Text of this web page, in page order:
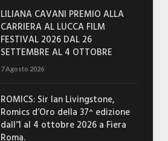
LILIANA CAVANI PREMIO ALLA
CARRIERA AL LUCCA FILM
FESTIVAL 2026 DAL 26
SETTEMBRE AL 4 OTTOBRE
7 Agosto 2026
ROMICS: Sir Ian Livingstone,
Romics d’Oro della 37^ edizione
dall’1 al 4 ottobre 2026 a Fiera
Roma.